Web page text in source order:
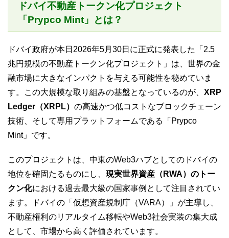
ドバイ不動産トークン化プロジェクト
「Prypco Mint」とは？
ドバイ政府が本日2026年5月30日に正式に発表した「2.5
兆円規模の不動産トークン化プロジェクト」は、世界の金
融市場に大きなインパクトを与える可能性を秘めていま
す。この大規模な取り組みの基盤となっているのが、 XRP
Ledger（XRPL） の高速かつ低コストなブロックチェーン
技術、そして専用プラットフォームである「Prypco
Mint」です。
このプロジェクトは、中東のWeb3ハブとしてのドバイの
地位を確固たるものにし、 現実世界資産（RWA）のトー
クン化における過去最大級の国家事例として注目されてい
ます。ドバイの「仮想資産規制庁（VARA）」が主導し、
不動産権利のリアルタイム移転やWeb3社会実装の集大成
として、市場から高く評価されています。